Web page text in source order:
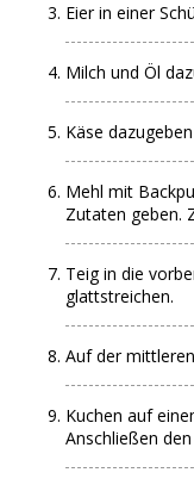
Eier in einer
Milch und Öl
Käse
Mehl mit
Zutaten geben.
Teig in die
glattstreichen.
Auf der
Kuchen auf
Anschließen